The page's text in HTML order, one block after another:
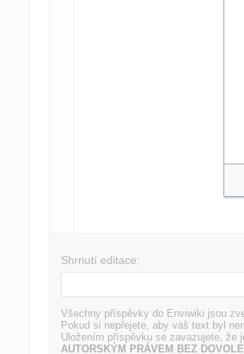
Shrnutí editace:
Všechny příspěvky do Enviwiki jsou
Pokud si nepřejete, aby váš text byl
Uložením příspěvku se zavazujete, že
AUTORSKÝM PRÁVEM BEZ